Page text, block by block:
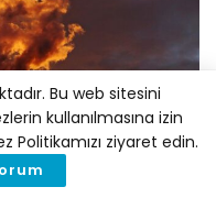
Bu web sitesini
kullanılmasına izin
Politikamızı ziyaret edin.